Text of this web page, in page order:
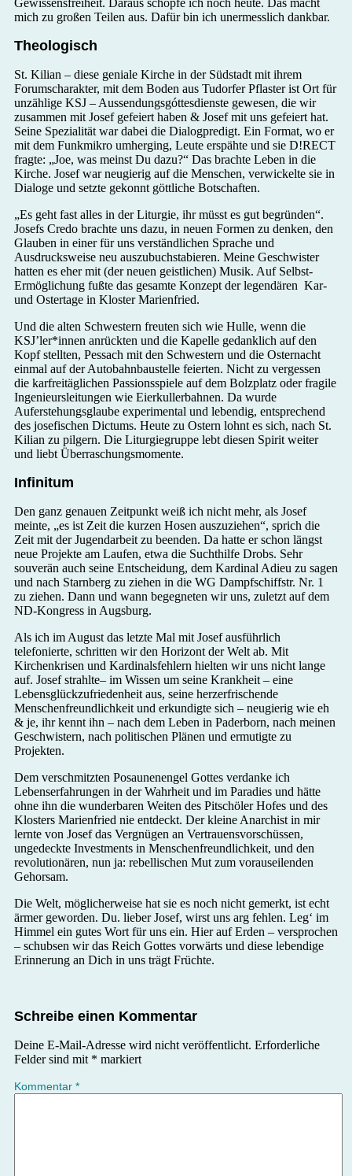
Gewissensfreiheit. Daraus schöpfe ich noch heute. Das macht
mich zu großen Teilen aus. Dafür bin ich unermesslich dankbar.
Theologisch
St. Kilian – diese geniale Kirche in der Südstadt mit ihrem
Forumscharakter, mit dem Boden aus Tudorfer Pflaster ist Ort für
unzählige KSJ – Aussendungsgóttesdienste gewesen, die wir
zusammen mit Josef gefeiert haben & Josef mit uns gefeiert hat.
Seine Spezialität war dabei die Dialogpredigt. Ein Format, wo er
mit dem Funkmikro umherging, Leute erspähte und sie D!RECT
fragte: „Joe, was meinst Du dazu?“ Das brachte Leben in die
Kirche. Josef war neugierig auf die Menschen, verwickelte sie in
Dialoge und setzte gekonnt göttliche Botschaften.
„Es geht fast alles in der Liturgie, ihr müsst es gut begründen“.
Josefs Credo brachte uns dazu, in neuen Formen zu denken, den
Glauben in einer für uns verständlichen Sprache und
Ausdrucksweise neu auszubuchstabieren. Meine Geschwister
hatten es eher mit (der neuen geistlichen) Musik. Auf Selbst-
Ermöglichung fußte das gesamte Konzept der legendären Kar-
und Ostertage in Kloster Marienfried.
Und die alten Schwestern freuten sich wie Hulle, wenn die
KSJ’ler*innen anrückten und die Kapelle gedanklich auf den
Kopf stellten, Pessach mit den Schwestern und die Osternacht
einmal auf der Autobahnbaustelle feierten. Nicht zu vergessen
die karfreitäglichen Passionsspiele auf dem Bolzplatz oder fragile
Ingenieursleitungen wie Eierkullerbahnen. Da wurde
Auferstehungsglaube experimental und lebendig, entsprechend
des josefischen Dictums. Heute zu Ostern lohnt es sich, nach St.
Kilian zu pilgern. Die Liturgiegruppe lebt diesen Spirit weiter
und liebt Überraschungsmomente.
Infinitum
Den ganz genauen Zeitpunkt weiß ich nicht mehr, als Josef
meinte, „es ist Zeit die kurzen Hosen auszuziehen“, sprich die
Zeit mit der Jugendarbeit zu beenden. Da hatte er schon längst
neue Projekte am Laufen, etwa die Suchthilfe Drobs. Sehr
souverän auch seine Entscheidung, dem Kardinal Adieu zu sagen
und nach Starnberg zu ziehen in die WG Dampfschiffstr. Nr. 1
zu ziehen. Dann und wann begegneten wir uns, zuletzt auf dem
ND-Kongress in Augsburg.
Als ich im August das letzte Mal mit Josef ausführlich
telefonierte, schritten wir den Horizont der Welt ab. Mit
Kirchenkrisen und Kardinalsfehlern hielten wir uns nicht lange
auf. Josef strahlte– im Wissen um seine Krankheit – eine
Lebensglückzufriedenheit aus, seine herzerfrischende
Menschenfreundlichkeit und erkundigte sich – neugierig wie eh
& je, ihr kennt ihn – nach dem Leben in Paderborn, nach meinen
Geschwistern, nach politischen Plänen und ermutigte zu
Projekten.
Dem verschmitzten Posaunenengel Gottes verdanke ich
Lebenserfahrungen in der Wahrheit und im Paradies und hätte
ohne ihn die wunderbaren Weiten des Pitschöler Hofes und des
Klosters Marienfried nie entdeckt. Der kleine Anarchist in mir
lernte von Josef das Vergnügen an Vertrauensvorschüssen,
ungedeckte Investments in Menschenfreundlichkeit, und den
revolutionären, nun ja: rebellischen Mut zum vorauseilenden
Gehorsam.
Die Welt, möglicherweise hat sie es noch nicht gemerkt, ist echt
ärmer geworden. Du. lieber Josef, wirst uns arg fehlen. Leg‘ im
Himmel ein gutes Wort für uns ein. Hier auf Erden – versprochen
– schubsen wir das Reich Gottes vorwärts und diese lebendige
Erinnerung an Dich in uns trägt Früchte.
Schreibe einen Kommentar
Deine E-Mail-Adresse wird nicht veröffentlicht. Erforderliche
Felder sind mit * markiert
Kommentar *